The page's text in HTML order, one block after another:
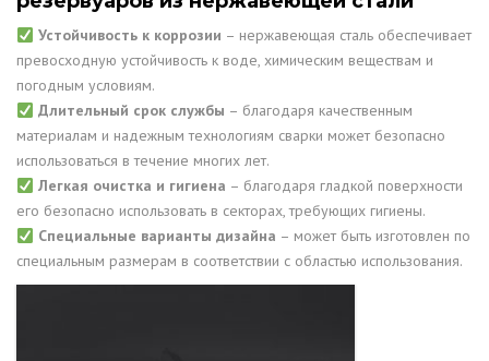
Устойчивость к коррозии – нержавеющая сталь обеспечивает
превосходную устойчивость к воде, химическим веществам и
погодным условиям.
Длительный срок службы – благодаря качественным
материалам и надежным технологиям сварки может безопасно
использоваться в течение многих лет.
Легкая очистка и гигиена – благодаря гладкой поверхности
его безопасно использовать в секторах, требующих гигиены.
Специальные варианты дизайна – может быть изготовлен по
специальным размерам в соответствии с областью использования.